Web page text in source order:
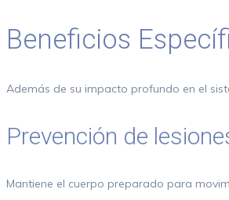
Beneficios
Además de su impacto profundo en el
Prevención de
Mantiene el cuerpo preparado para